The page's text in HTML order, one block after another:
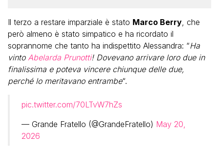
Il terzo a restare imparziale è stato Marco Berry, che
però almeno è stato simpatico e ha ricordato il
soprannome che tanto ha indispettito Alessandra: “Ha
vinto Abelarda Prunotti! Dovevano arrivare loro due in
finalissima e poteva vincere chiunque delle due,
perché lo meritavano entrambe“.
pic.twitter.com/70LTvW7hZs
— Grande Fratello (@GrandeFratello) May 20,
2026